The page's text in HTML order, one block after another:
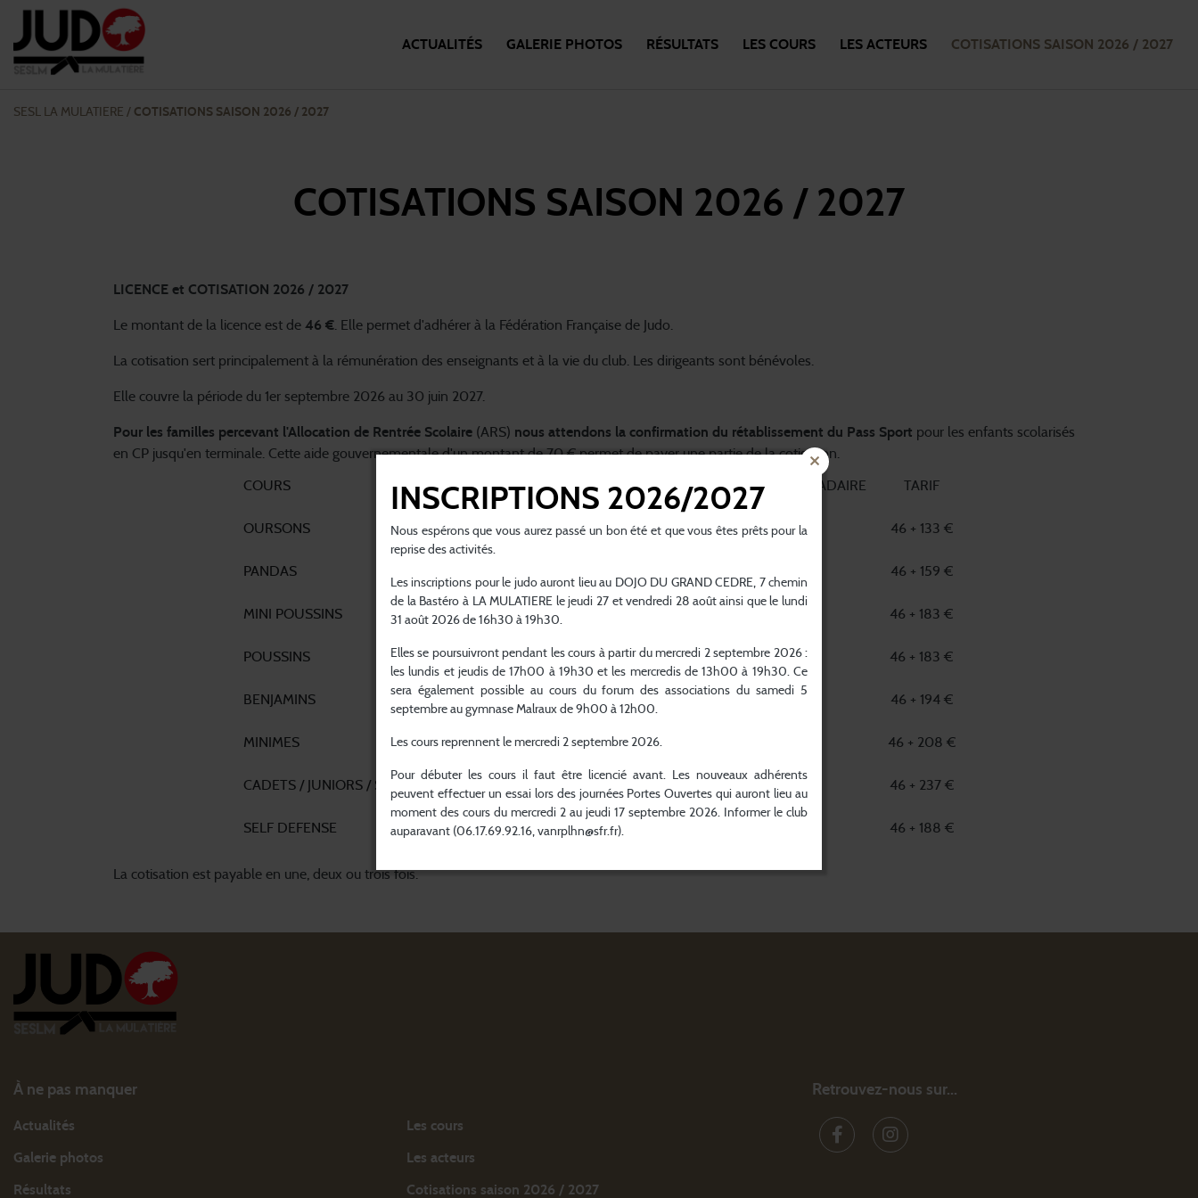
ACTUALITÉS GALERIE PHOTOS RÉSULTATS LES COURS LES ACTEURS COTISATIONS SAISON 2026 / 2027
SESL LA MULATIERE / COTISATIONS SAISON 2026 / 2027
COTISATIONS SAISON 2026 / 2027
LICENCE et COTISATION 2026 / 2027
Le montant de la licence est de 46 € . Elle permet d'adhérer à la Fédération Française de Judo.
La cotisation sert principalement à la rémunération des enseignants et à la vie du club. Les dirigeants sont bénévoles.
Elle couvre la période du 1er septembre 2026 au 30 juin 2027.
Pour les familles percevant l'Allocation de Rentrée Scolaire (ARS) nous attendons la confirmation du rétablissement du Pass Sport pour les enfants scolarisés
en CP jusqu'en terminale. Cette aide gouvernementale d'un montant de 70 € permet de payer une partie de la cotisation.
COURS ANNEES DE NAISSANCE DUREE DES COURS HEBDOMADAIRE TARIF
OURSONS 2022 0 H 45 46 + 133 €
PANDAS 46 + 159 €
MINI POUSSINS 2020 / 2019 46 + 183 €
POUSSINS 2017 / 2018 2 H 00 46 + 183 €
BENJAMINS 2015 / 2016 2 H 30 46 + 194 €
MINIMES 2013 / 2014 46 + 208 €
CADETS / JUNIORS / SENIORS 2012 et AVANT 46 + 237 €
SELF DEFENSE 2012 et AVANT 46 + 188 €
La cotisation est payable en une, deux ou trois fois.
À ne pas manquer
Actualités
Galerie photos
Résultats
Les cours
Les acteurs
Cotisations saison 2026 / 2027
Retrouvez-nous sur...
INSCRIPTIONS 2026/2027
Nous espérons que vous aurez passé un bon été et que vous êtes prêts pour la
reprise des activités.
Les inscriptions pour le judo auront lieu au DOJO DU GRAND CEDRE, 7 chemin
de la Bastéro à LA MULATIERE le jeudi 27 et vendredi 28 août ainsi que le lundi
31 août 2026 de 16h30 à 19h30.
Elles se poursuivront pendant les cours à partir du mercredi 2 septembre 2026 :
les lundis et jeudis de 17h00 à 19h30 et les mercredis de 13h00 à 19h30. Ce
sera également possible au cours du forum des associations du samedi 5
septembre au gymnase Malraux de 9h00 à 12h00.
Les cours reprennent le mercredi 2 septembre 2026.
Pour débuter les cours il faut être licencié avant. Les nouveaux adhérents
peuvent effectuer un essai lors des journées Portes Ouvertes qui auront lieu au
moment des cours du mercredi 2 au jeudi 17 septembre 2026. Informer le club
auparavant (06.17.69.92.16, vanrplhn@sfr.fr).